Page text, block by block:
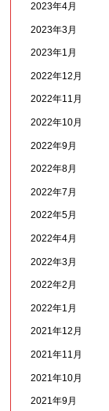
2023年4月
2023年3月
2023年1月
2022年12月
2022年11月
2022年10月
2022年9月
2022年8月
2022年7月
2022年5月
2022年4月
2022年3月
2022年2月
2022年1月
2021年12月
2021年11月
2021年10月
2021年9月